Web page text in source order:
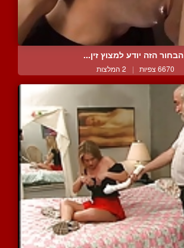
הבחור הזה יודע למצוץ זין...
6670 צפיות | 2 המלצות